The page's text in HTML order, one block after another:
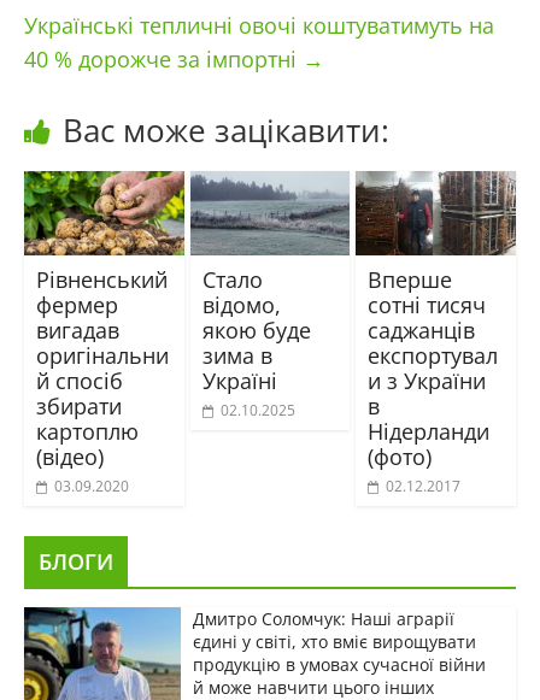
Українські тепличні овочі коштуватимуть на
40 % дорожче за імпортні →
Вас може зацікавити:
Рівненський
фермер
вигадав
оригінальни
й спосіб
збирати
картоплю
(відео)
03.09.2020
Стало
відомо,
якою буде
зима в
Україні
02.10.2025
Вперше
сотні тисяч
саджанців
експортувал
и з України
в
Нідерланди
(фото)
02.12.2017
БЛОГИ
Дмитро Соломчук: Наші аграрії
єдині у світі, хто вміє вирощувати
продукцію в умовах сучасної війни
й може навчити цього інших